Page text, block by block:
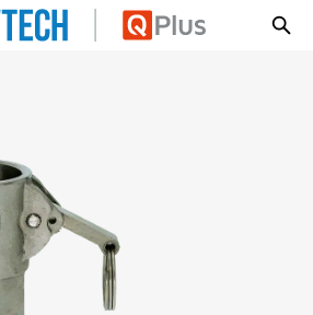
D 14420-7 G1 1/4 BI 2 HA